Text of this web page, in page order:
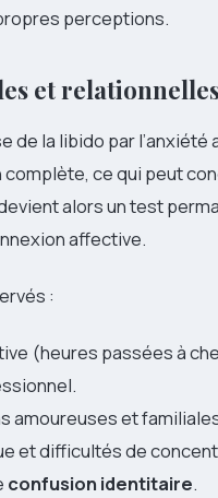
perceptions.
et
de la libido par
complète, ce qui peut
alors un test
affective.
:
(heures passées à
amoureuses et
et difficultés de
confusion identitaire.